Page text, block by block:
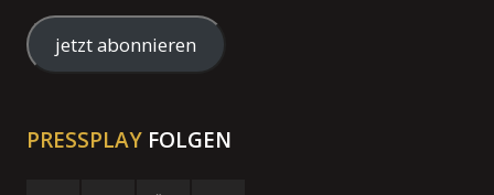
Mail-
Adresse
eingeben
jetzt abonnieren
PRESSPLAY FOLGEN